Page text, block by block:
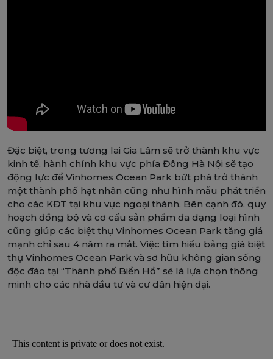
Đặc biệt, trong tương lai Gia Lâm sẽ trở thành khu vực
kinh tế, hành chính khu vực phía Đông Hà Nội sẽ tạo
động lực để Vinhomes Ocean Park bứt phá trở thành
một thành phố hạt nhân cũng như hình mẫu phát triển
cho các KĐT tại khu vực ngoại thành. Bên cạnh đó, quy
hoạch đồng bộ và cơ cấu sản phẩm đa dạng loại hình
cũng giúp các biệt thự Vinhomes Ocean Park tăng giá
mạnh chỉ sau 4 năm ra mắt. Việc tìm hiểu bảng giá biệt
thự Vinhomes Ocean Park và sở hữu không gian sống
độc đáo tại “Thành phố Biển Hồ” sẽ là lựa chọn thông
minh cho các nhà đầu tư và cư dân hiện đại.